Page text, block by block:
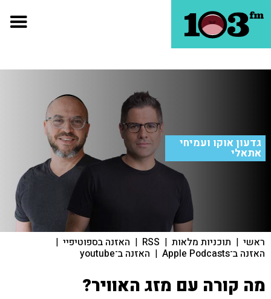
גדעון אוקו ועמיחי
אתאלי
ראשי | תוכניות מלאות |
RSS
| האזנה בספוטיפיי |
האזנה ב־Apple Podcasts | האזנה ב־youtube
מה קורה עם מזג האוויר?